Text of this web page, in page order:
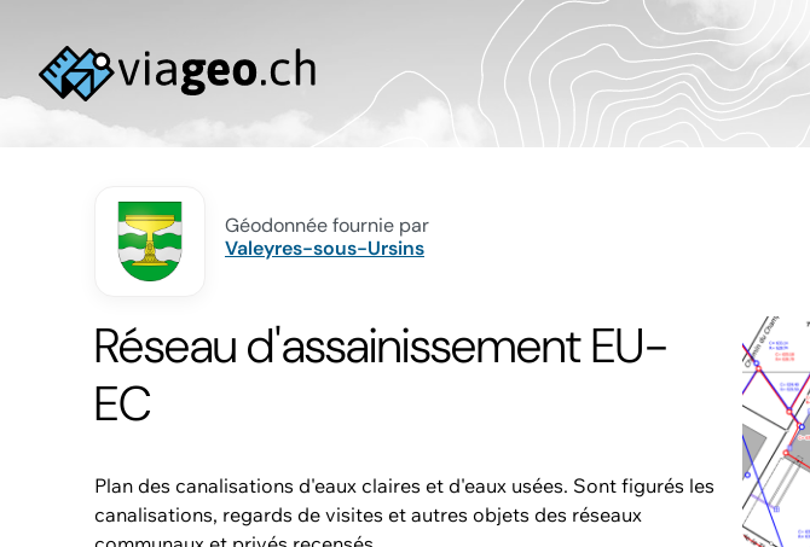
Géodonnée fournie par
Valeyres-sous-Ursins
Réseau d'assainissement EU-
EC
Plan des canalisations d'eaux claires et d'eaux usées. Sont figurés les
canalisations, regards de visites et autres objets des réseaux